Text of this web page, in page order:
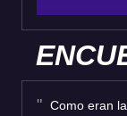
Como eran